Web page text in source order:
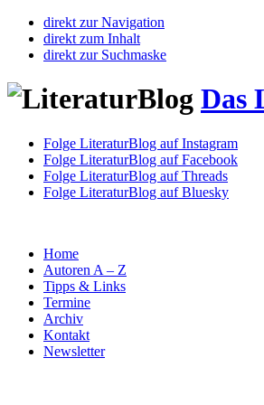
direkt zur Navigation
direkt zum Inhalt
direkt zur Suchmaske
Das
Folge LiteraturBlog auf Instagram
Folge LiteraturBlog auf Facebook
Folge LiteraturBlog auf Threads
Folge LiteraturBlog auf Bluesky
Home
Autoren A – Z
Tipps & Links
Termine
Archiv
Kontakt
Newsletter